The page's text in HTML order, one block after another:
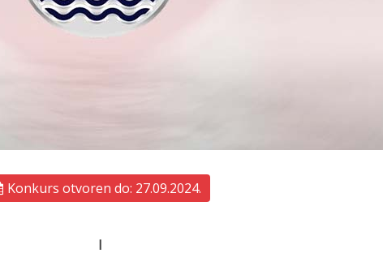
Konkurs otvoren do: 27.09.2024.
I